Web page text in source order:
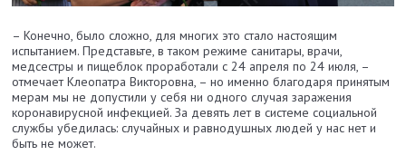
– Конечно, было сложно, для многих это стало настоящим
испытанием. Представьте, в таком режиме санитары, врачи,
медсестры и пищеблок проработали с 24 апреля по 24 июля, –
отмечает Клеопатра Викторовна, – но именно благодаря принятым
мерам мы не допустили у себя ни одного случая заражения
коронавирусной инфекцией. За девять лет в системе социальной
службы убедилась: случайных и равнодушных людей у нас нет и
быть не может.